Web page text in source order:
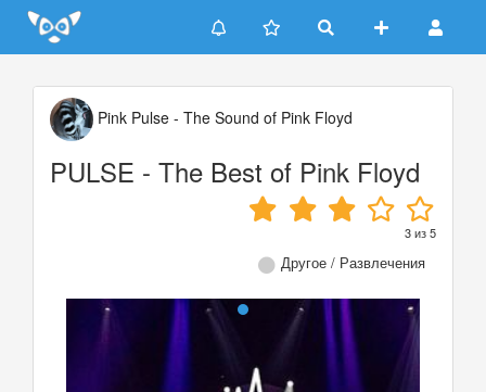
Update cookies preferences
Pink Pulse - The Sound of Pink Floyd
PULSE - The Best of Pink Floyd
3из5
Другое / Развлечения